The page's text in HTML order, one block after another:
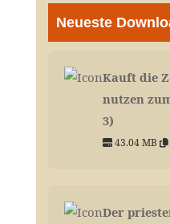
Neueste
Kauft die
nutzen
3)
43.04 MB
Der